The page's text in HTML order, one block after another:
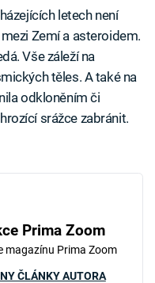
letech není
Zemí a asteroidem.
Vše záleží na
těles. A také na
odkloněním či
srážce zabránit.
Prima Zoom
magazínu Prima Zoom
ČLÁNKY AUTORA